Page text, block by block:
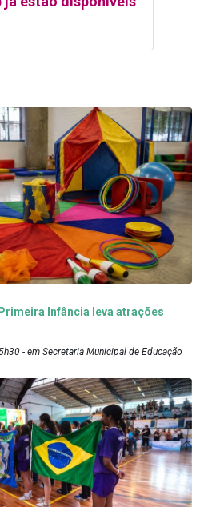
Infância leva atrações
- em Secretaria Municipal de Educação